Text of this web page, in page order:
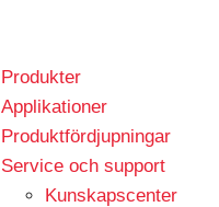
Produkter
Applikationer
Produktfördjupningar
Service och support
Kunskapscenter